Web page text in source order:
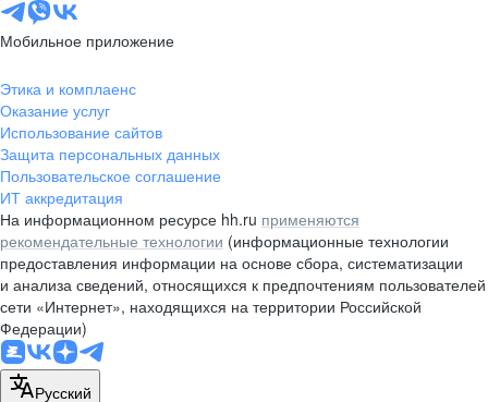
Мобильное приложение
Этика и комплаенс
Оказание услуг
Использование сайтов
Защита персональных данных
Пользовательское соглашение
ИТ аккредитация
На информационном ресурсе hh.ru применяются
рекомендательные технологии (информационные технологии
предоставления информации на основе сбора, систематизации
и анализа сведений, относящихся к предпочтениям пользователей
сети «Интернет», находящихся на территории Российской
Федерации)
Русский